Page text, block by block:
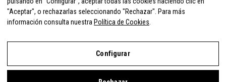
"Aceptar", o rechazarlas seleccionando "Rechazar". Para más
información consulta nuestra Política de Cookies
Configurar